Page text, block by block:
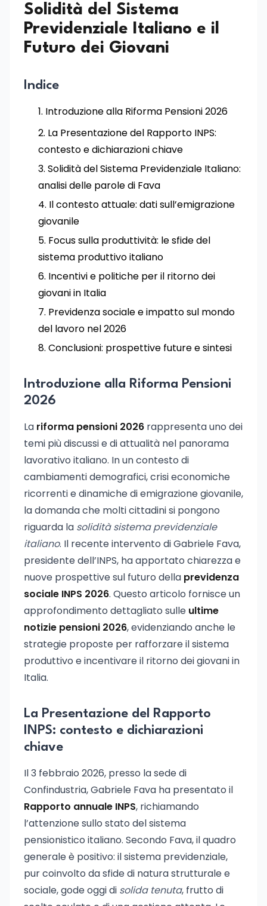
Solidità del Sistema
Previdenziale Italiano e il
Futuro dei Giovani
Indice
Introduzione alla Riforma Pensioni 2026
La Presentazione del Rapporto INPS:
contesto e dichiarazioni chiave
Solidità del Sistema Previdenziale Italiano:
analisi delle parole di Fava
Il contesto attuale: dati sull’emigrazione
giovanile
Focus sulla produttività: le sfide del
sistema produttivo italiano
Incentivi e politiche per il ritorno dei
giovani in Italia
Previdenza sociale e impatto sul mondo
del lavoro nel 2026
Conclusioni: prospettive future e sintesi
Introduzione alla Riforma Pensioni
2026
La riforma pensioni 2026 rappresenta uno dei
temi più discussi e di attualità nel panorama
lavorativo italiano. In un contesto di
cambiamenti demografici, crisi economiche
ricorrenti e dinamiche di emigrazione giovanile,
la domanda che molti cittadini si pongono
riguarda la solidità sistema previdenziale
italiano. Il recente intervento di Gabriele Fava,
presidente dell’INPS, ha apportato chiarezza e
nuove prospettive sul futuro della previdenza
sociale INPS 2026. Questo articolo fornisce un
approfondimento dettagliato sulle ultime
notizie pensioni 2026, evidenziando anche le
strategie proposte per rafforzare il sistema
produttivo e incentivare il ritorno dei giovani in
Italia.
La Presentazione del Rapporto
INPS: contesto e dichiarazioni
chiave
Il 3 febbraio 2026, presso la sede di
Confindustria, Gabriele Fava ha presentato il
Rapporto annuale INPS, richiamando
l’attenzione sullo stato del sistema
pensionistico italiano. Secondo Fava, il quadro
generale è positivo: il sistema previdenziale,
pur coinvolto da sfide di natura strutturale e
sociale, gode oggi di solida tenuta, frutto di